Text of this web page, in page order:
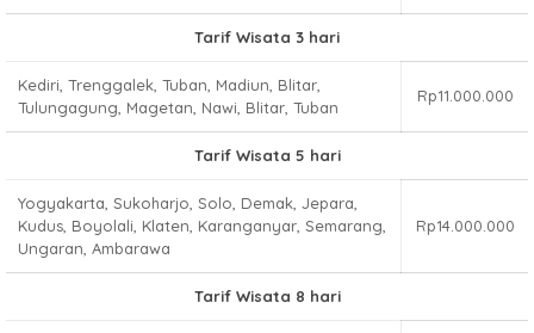
Tarif Wisata 3 hari
Kediri, Trenggalek, Tuban, Madiun, Blitar,
Tulungagung, Magetan, Nawi, Blitar, Tuban
Rp11.000.000
Tarif Wisata 5 hari
Yogyakarta, Sukoharjo, Solo, Demak, Jepara,
Kudus, Boyolali, Klaten, Karanganyar, Semarang,
Ungaran, Ambarawa
Rp14.000.000
Tarif Wisata 8 hari